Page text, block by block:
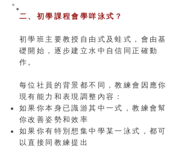
二、初學課程會學咩泳式？
初學班主要教授自由式及蛙式，會由基
礎開始，逐步建立水中自信同正確動
作。
每位社員的背景都不同，教練會因應你
現有能力和表現調整內容：
如果你本身已識游其中一式，教練會幫
你改善姿勢和效率
如果你有特別想集中學某一泳式，都可
以直接同教練提出